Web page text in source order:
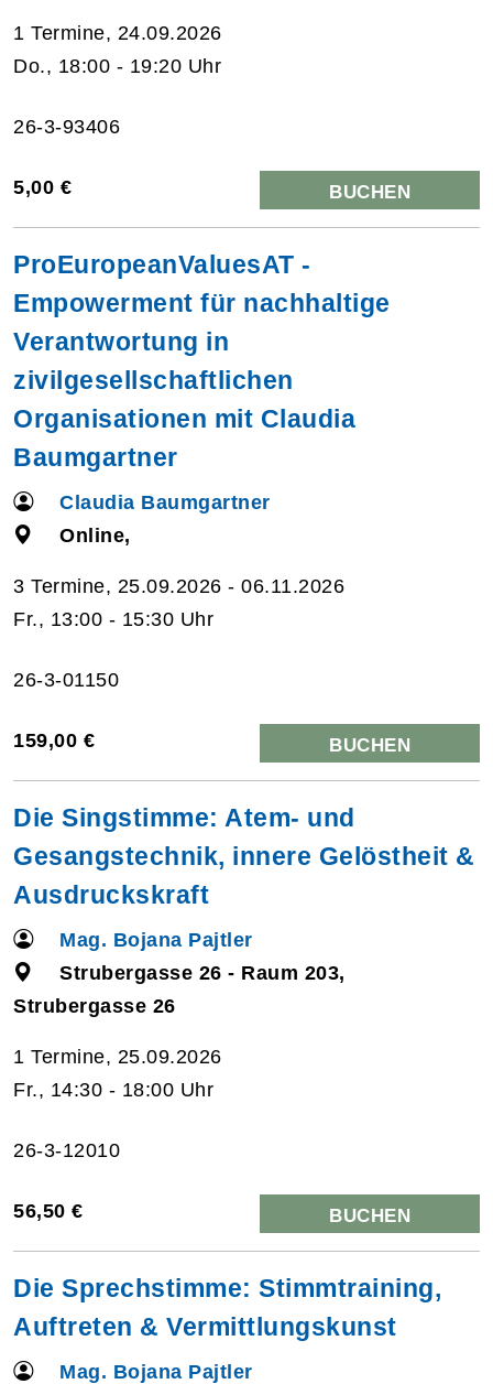
1 Termine, 24.09.2026
Do., 18:00 - 19:20 Uhr
26-3-93406
5,00 € BUCHEN
ProEuropeanValuesAT -
Empowerment für nachhaltige
Verantwortung in
zivilgesellschaftlichen
Organisationen mit Claudia
Baumgartner
Claudia Baumgartner
Online,
3 Termine, 25.09.2026 - 06.11.2026
Fr., 13:00 - 15:30 Uhr
26-3-01150
159,00 € BUCHEN
Die Singstimme: Atem- und
Gesangstechnik, innere Gelöstheit &
Ausdruckskraft
Mag. Bojana Pajtler
Strubergasse 26 - Raum 203,
Strubergasse 26
1 Termine, 25.09.2026
Fr., 14:30 - 18:00 Uhr
26-3-12010
56,50 € BUCHEN
Die Sprechstimme: Stimmtraining,
Auftreten & Vermittlungskunst
Mag. Bojana Pajtler